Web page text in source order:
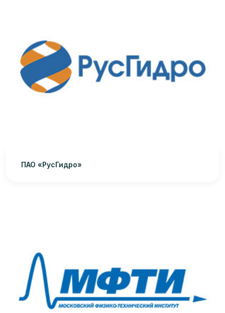
ПАО «РусГидро»